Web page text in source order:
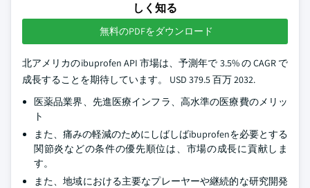
しく知る
無料のPDFをダウンロード
北アメリカのibuprofen API 市場は、予測年で 3.5% の CAGR で
成長することを期待しています。 USD 379.5 百万 2032.
医薬品業界、先進医療インフラ、高水準の医療費のメリッ
ト
また、痛みの軽減のためにしばしばibuprofenを必要とする
関節炎などの条件の優先順位は、市場の成長に貢献しま
す。
また、地域における主要なプレーヤーや継続的な研究開発